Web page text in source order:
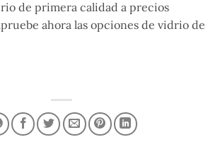
de primera calidad a precios
ahora las opciones de vidrio de